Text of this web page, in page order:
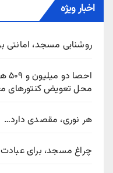
اخبار ویژه
روشنایی مسجد، امانتی
محل تعویض کنتورهای
هر نوری، مقصدی دارد…
چراغ مسجد، برای